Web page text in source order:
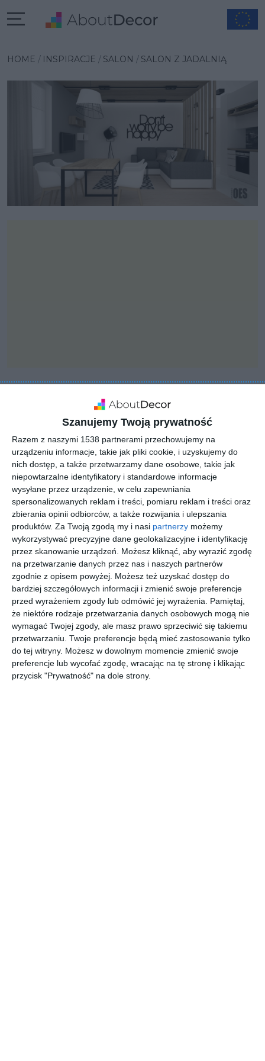
Szanujemy Twoją prywatność
Razem z naszymi 1538 partnerami przechowujemy na
urządzeniu informacje, takie jak pliki cookie, i uzyskujemy do
nich dostęp, a także przetwarzamy dane osobowe, takie jak
niepowtarzalne identyfikatory i standardowe informacje
wysyłane przez urządzenie, w celu zapewniania
spersonalizowanych reklam i treści, pomiaru reklam i treści oraz
zbierania opinii odbiorców, a także rozwijania i ulepszania
produktów. Za Twoją zgodą my i nasi partnerzy możemy
wykorzystywać precyzyjne dane geolokalizacyjne i identyfikację
przez skanowanie urządzeń. Możesz kliknąć, aby wyrazić zgodę
na przetwarzanie danych przez nas i naszych partnerów
zgodnie z opisem powyżej. Możesz też uzyskać dostęp do
bardziej szczegółowych informacji i zmienić swoje preferencje
przed wyrażeniem zgody lub odmówić jej wyrażenia.
Pamiętaj,
że niektóre rodzaje przetwarzania danych osobowych mogą nie
wymagać Twojej zgody, ale masz prawo sprzeciwić się takiemu
przetwarzaniu. Twoje preferencje będą mieć zastosowanie tylko
do tej witryny. Możesz w dowolnym momencie zmienić swoje
preferencje lub wycofać zgodę, wracając na tę stronę i klikając
przycisk "Prywatność" na dole strony.
HOME INSPIRACJE SALON SALON Z JADALNIĄ
INSPIRACJA
Salon z jadalnią
Projekt salonu z jadalnią.
AUTOR:OES architekci
DODAJ DO ULUBIONYCH
UDOSTĘPNIJ
Pozostałe zdjęcia w projekcie: Projekt mieszkania w
biało-czarnej odsłonie